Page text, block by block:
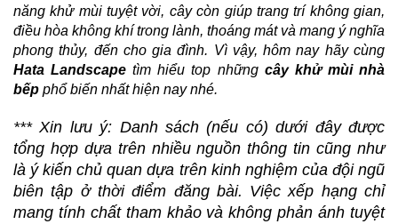
năng khử mùi tuyệt vời, cây còn giúp trang trí không gian,
điều hòa không khí trong lành, thoáng mát và mang ý nghĩa
Hata Landscape tìm hiểu top những cây khử mùi nhà
bếp phổ biến nhất hiện nay nhé.
*** Xin lưu ý: Danh sách (nếu có) dưới đây được
tổng hợp dựa trên nhiều nguồn thông tin cũng như
là ý kiến chủ quan dựa trên kinh nghiệm của đội ngũ
biên tập ở thời điểm đăng bài. Việc xếp hạng chỉ
mang tính chất tham khảo và không phản ánh tuyệt